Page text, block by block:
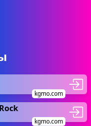
kgmo.com
kgmo.com